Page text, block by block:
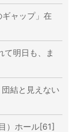
ャップ」在
て明日も、ま
結と見えない
）ホール[61]